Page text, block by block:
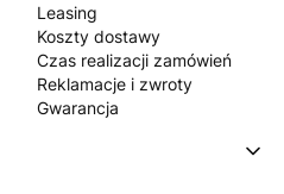
Leasing
Koszty dostawy
Czas realizacji zamówień
Reklamacje i zwroty
Gwarancja